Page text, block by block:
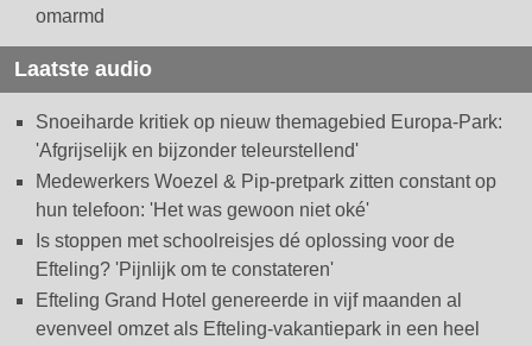
omarmd
Laatste audio
Snoeiharde kritiek op nieuw themagebied Europa-Park:
'Afgrijselijk en bijzonder teleurstellend'
Medewerkers Woezel & Pip-pretpark zitten constant op
hun telefoon: 'Het was gewoon niet oké'
Is stoppen met schoolreisjes dé oplossing voor de
Efteling? 'Pijnlijk om te constateren'
Efteling Grand Hotel genereerde in vijf maanden al
evenveel omzet als Efteling-vakantiepark in een heel